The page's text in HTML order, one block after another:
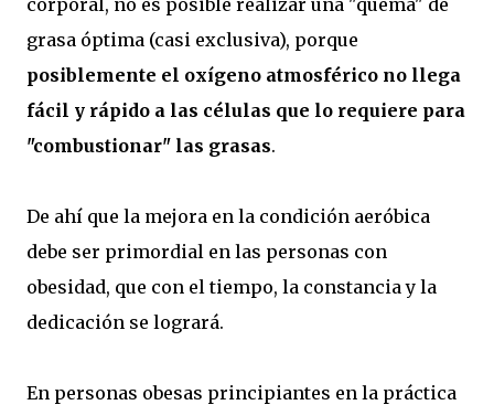
grasa óptima (casi exclusiva), porque
posiblemente el oxígeno atmosférico no llega
fácil y rápido a las células que lo requiere para
"combustionar" las grasas.
De ahí que la mejora en la condición aeróbica
debe ser primordial en las personas con
obesidad, que con el tiempo, la constancia y la
dedicación se logrará.
En personas obesas principiantes en la práctica